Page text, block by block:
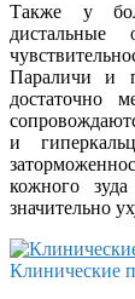
Также у
дистальные
Параличи и
достаточно
и
кожного
значительно
Клинические